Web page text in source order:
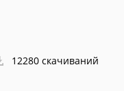
12280 скачиваний